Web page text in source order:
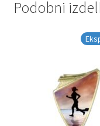
Podobni